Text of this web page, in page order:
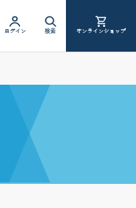
ログイン 検索 オンラインショップ